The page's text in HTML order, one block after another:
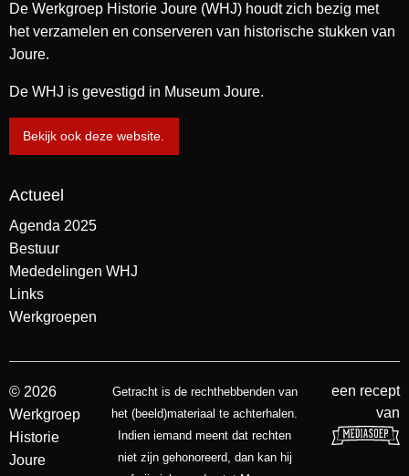
De Werkgroep Historie Joure (WHJ) houdt zich bezig met
het verzamelen en conserveren van historische stukken van
Joure.
De WHJ is gevestigd in Museum Joure.
Bekijk ook deze website.
Actueel
Agenda 2025
Bestuur
Mededelingen WHJ
Links
Werkgroepen
© 2026
Werkgroep
Historie
Joure
Getracht is de rechthebbenden van
het (beeld)materiaal te achterhalen.
Indien iemand meent dat rechten
niet zijn gehonoreerd, dan kan hij
een recept
van